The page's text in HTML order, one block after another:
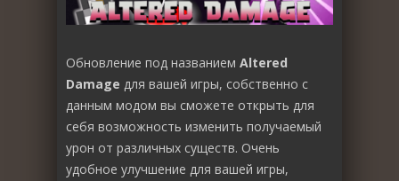
Обновление под названием Altered
Damage для вашей игры, собственно с
данным модом вы сможете открыть для
себя возможность изменить получаемый
урон от различных существ. Очень
удобное улучшение для вашей игры,